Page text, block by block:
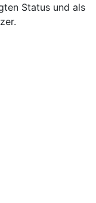
Status und als